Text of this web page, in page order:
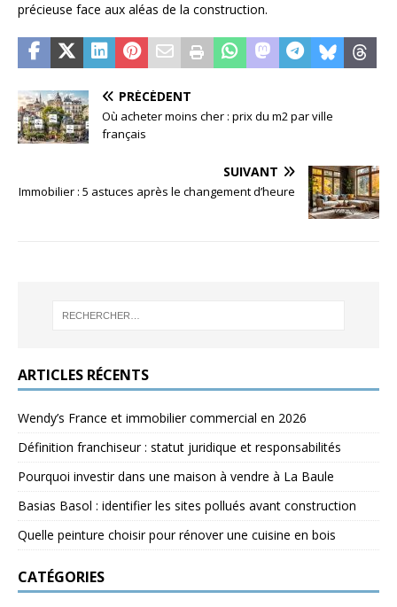
précieuse face aux aléas de la construction.
PRÉCÉDENT
Où acheter moins cher : prix du m2 par ville
français
SUIVANT
Immobilier : 5 astuces après le changement d’heure
ARTICLES RÉCENTS
Wendy’s France et immobilier commercial en 2026
Définition franchiseur : statut juridique et responsabilités
Pourquoi investir dans une maison à vendre à La Baule
Basias Basol : identifier les sites pollués avant construction
Quelle peinture choisir pour rénover une cuisine en bois
CATÉGORIES